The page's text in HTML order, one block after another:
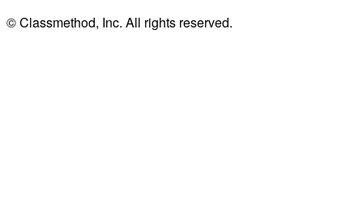
© Classmethod, Inc. All rights reserved.